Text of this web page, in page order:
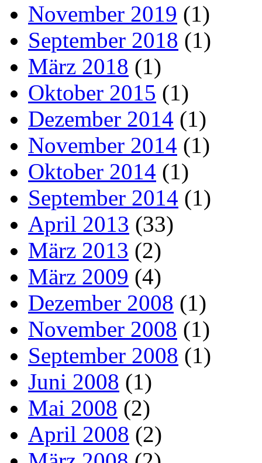
November 2019 (1)
September 2018 (1)
März 2018 (1)
Oktober 2015 (1)
Dezember 2014 (1)
November 2014 (1)
Oktober 2014 (1)
September 2014 (1)
April 2013 (33)
März 2013 (2)
März 2009 (4)
Dezember 2008 (1)
November 2008 (1)
September 2008 (1)
Juni 2008 (1)
Mai 2008 (2)
April 2008 (2)